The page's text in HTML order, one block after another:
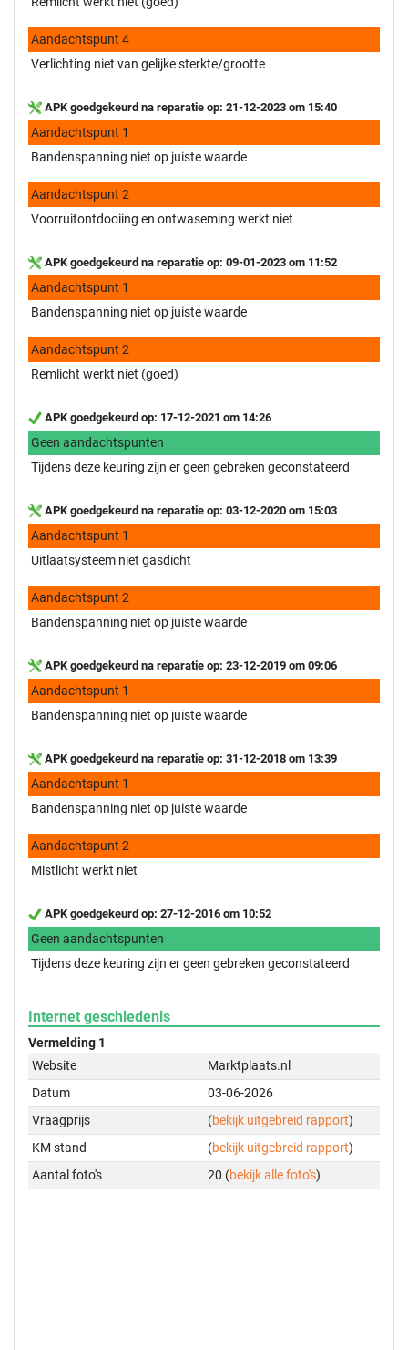
Aandachtspunt 4
Verlichting niet van gelijke sterkte/grootte
APK goedgekeurd na reparatie op: 21-12-2023 om 15:40
Aandachtspunt 1
Bandenspanning niet op juiste waarde
Aandachtspunt 2
Voorruitontdooiing en ontwaseming werkt niet
APK goedgekeurd na reparatie op: 09-01-2023 om 11:52
Aandachtspunt 1
Bandenspanning niet op juiste waarde
Aandachtspunt 2
Remlicht werkt niet (goed)
APK goedgekeurd op: 17-12-2021 om 14:26
Geen aandachtspunten
Tijdens deze keuring zijn er geen gebreken geconstateerd
APK goedgekeurd na reparatie op: 03-12-2020 om 15:03
Aandachtspunt 1
Uitlaatsysteem niet gasdicht
Aandachtspunt 2
Bandenspanning niet op juiste waarde
APK goedgekeurd na reparatie op: 23-12-2019 om 09:06
Aandachtspunt 1
Bandenspanning niet op juiste waarde
APK goedgekeurd na reparatie op: 31-12-2018 om 13:39
Aandachtspunt 1
Bandenspanning niet op juiste waarde
Aandachtspunt 2
Mistlicht werkt niet
APK goedgekeurd op: 27-12-2016 om 10:52
Geen aandachtspunten
Tijdens deze keuring zijn er geen gebreken geconstateerd
Internet geschiedenis
Vermelding 1
Website
Marktplaats.nl
Datum
03-06-2026
Vraagprijs
(bekijk uitgebreid rapport)
KM stand
(bekijk uitgebreid rapport)
Aantal foto's
20 (bekijk alle foto's)